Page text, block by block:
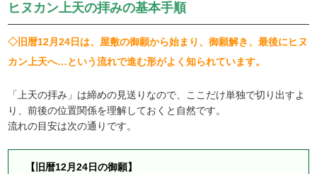
ヒヌカン上天の拝みの基本手順
◇旧暦12月24日は、屋敷の御願から始まり、御願解き、最後にヒヌ
カン上天へ…という流れで進む形がよく知られています。
「上天の拝み」は締めの見送りなので、ここだけ単独で切り出すよ
り、前後の位置関係を理解しておくと自然です。
流れの目安は次の通りです。
【旧暦12月24日の御願】